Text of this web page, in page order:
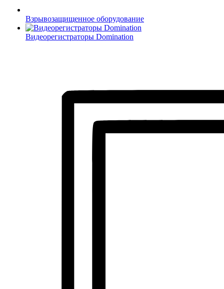
Взрывозащищенное оборудование
Видеорегистраторы Domination